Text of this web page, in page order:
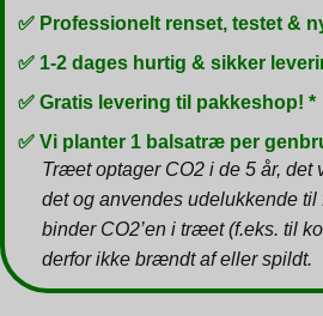
✅ Professionelt renset, testet &
✅ 1-2 dages hurtig & sikker
✅ Gratis levering til pakkeshop! *
✅ Vi planter 1 balsatræ per
Træet optager CO2 i de 5 år, det
det og anvendes udelukkende til
binder CO2’en i træet (f.eks. til
derfor ikke brændt af eller spildt.